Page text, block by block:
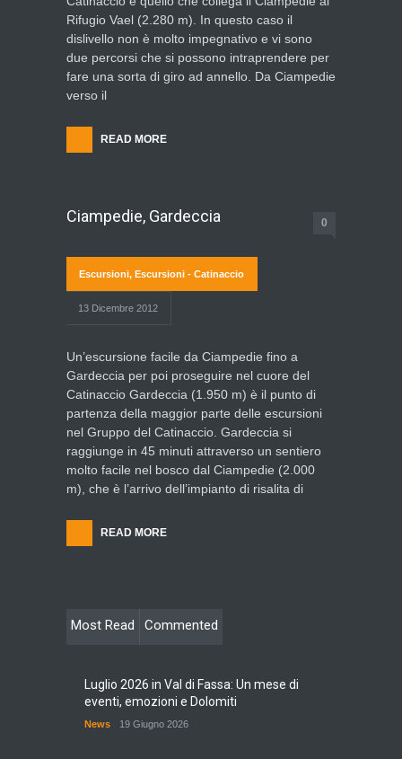
Rifugio Vael (2.280 m). In questo caso il
dislivello non è molto impegnativo e vi sono
due percorsi che si possono intraprendere per
fare una sorta di giro ad annello. Da Ciampedie
verso il
READ MORE
Ciampedie, Gardeccia 0
Escursioni, Escursioni - Catinaccio
13 Dicembre 2012
Un’escursione facile da Ciampedie fino a
Gardeccia per poi proseguire nel cuore del
Catinaccio Gardeccia (1.950 m) è il punto di
partenza della maggior parte delle escursioni
nel Gruppo del Catinaccio. Gardeccia si
raggiunge in 45 minuti attraverso un sentiero
molto facile nel bosco dal Ciampedie (2.000
m), che è l’arrivo dell’impianto di risalita di
READ MORE
Most Read Commented
Luglio 2026 in Val di Fassa: Un mese di
eventi, emozioni e Dolomiti
News 19 Giugno 2026